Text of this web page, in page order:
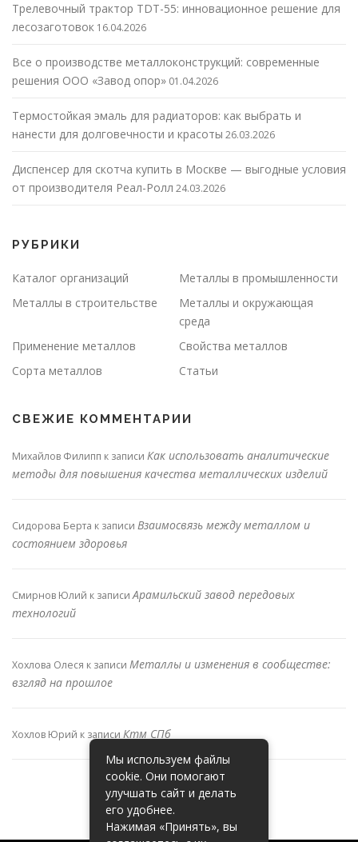
Трелевочный трактор TDT-55: инновационное решение для
лесозаготовок 16.04.2026
Все о производстве металлоконструкций: современные
решения ООО «Завод опор» 01.04.2026
Термостойкая эмаль для радиаторов: как выбрать и
нанести для долговечности и красоты 26.03.2026
Диспенсер для скотча купить в Москве — выгодные условия
от производителя Реал-Ролл 24.03.2026
РУБРИКИ
Каталог организаций
Металлы в промышленности
Металлы в строительстве
Металлы и окружающая
среда
Применение металлов
Свойства металлов
Сорта металлов
Статьи
СВЕЖИЕ КОММЕНТАРИИ
Михайлов Филипп к записи Как использовать аналитические
методы для повышения качества металлических изделий
Сидорова Берта к записи Взаимосвязь между металлом и
состоянием здоровья
Смирнов Юлий к записиАрамильский завод передовых
технологий
Хохлова Олеся к записи Металлы и изменения в сообществе:
взгляд на прошлое
Хохлов Юрий к записи Ктм СПб
Мы используем файлы
cookie. Они помогают
улучшать сайт и делать
его удобнее.
Нажимая «Принять», вы